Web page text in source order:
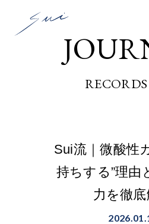
Sui流｜微酸性
持ちする”理由
力を徹